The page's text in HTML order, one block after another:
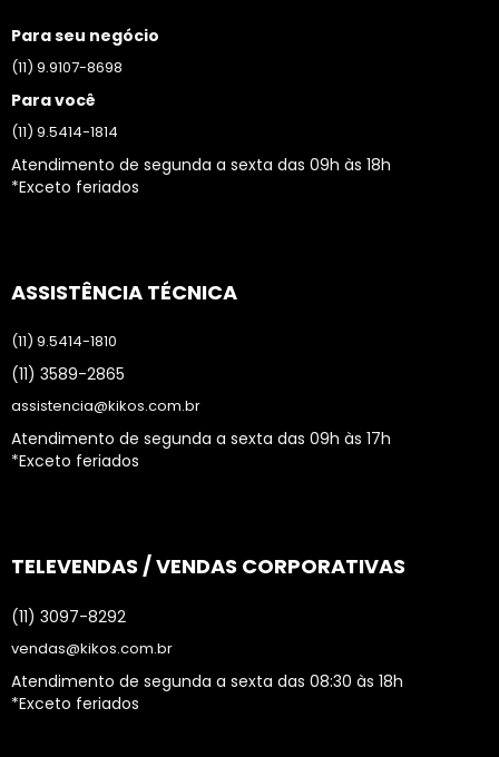
Para seu negócio
(11) 9.9107-8698
Para você
(11) 9.5414-1814
Atendimento de segunda a sexta das 09h às 18h
*Exceto feriados
ASSISTÊNCIA TÉCNICA
(11) 9.5414-1810
(11) 3589-2865
assistencia@kikos.com.br
Atendimento de segunda a sexta das 09h às 17h
*Exceto feriados
TELEVENDAS / VENDAS CORPORATIVAS
(11) 3097-8292
vendas@kikos.com.br
Atendimento de segunda a sexta das 08:30 às 18h
*Exceto feriados